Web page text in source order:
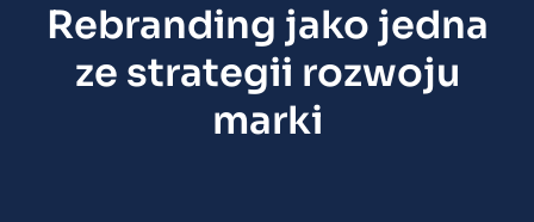
Rebranding jako jedna
ze strategii rozwoju
marki